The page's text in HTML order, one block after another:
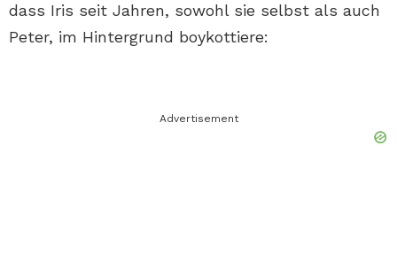
dass Iris seit Jahren, sowohl sie selbst als auch
Peter, im Hintergrund boykottiere:
Advertisement